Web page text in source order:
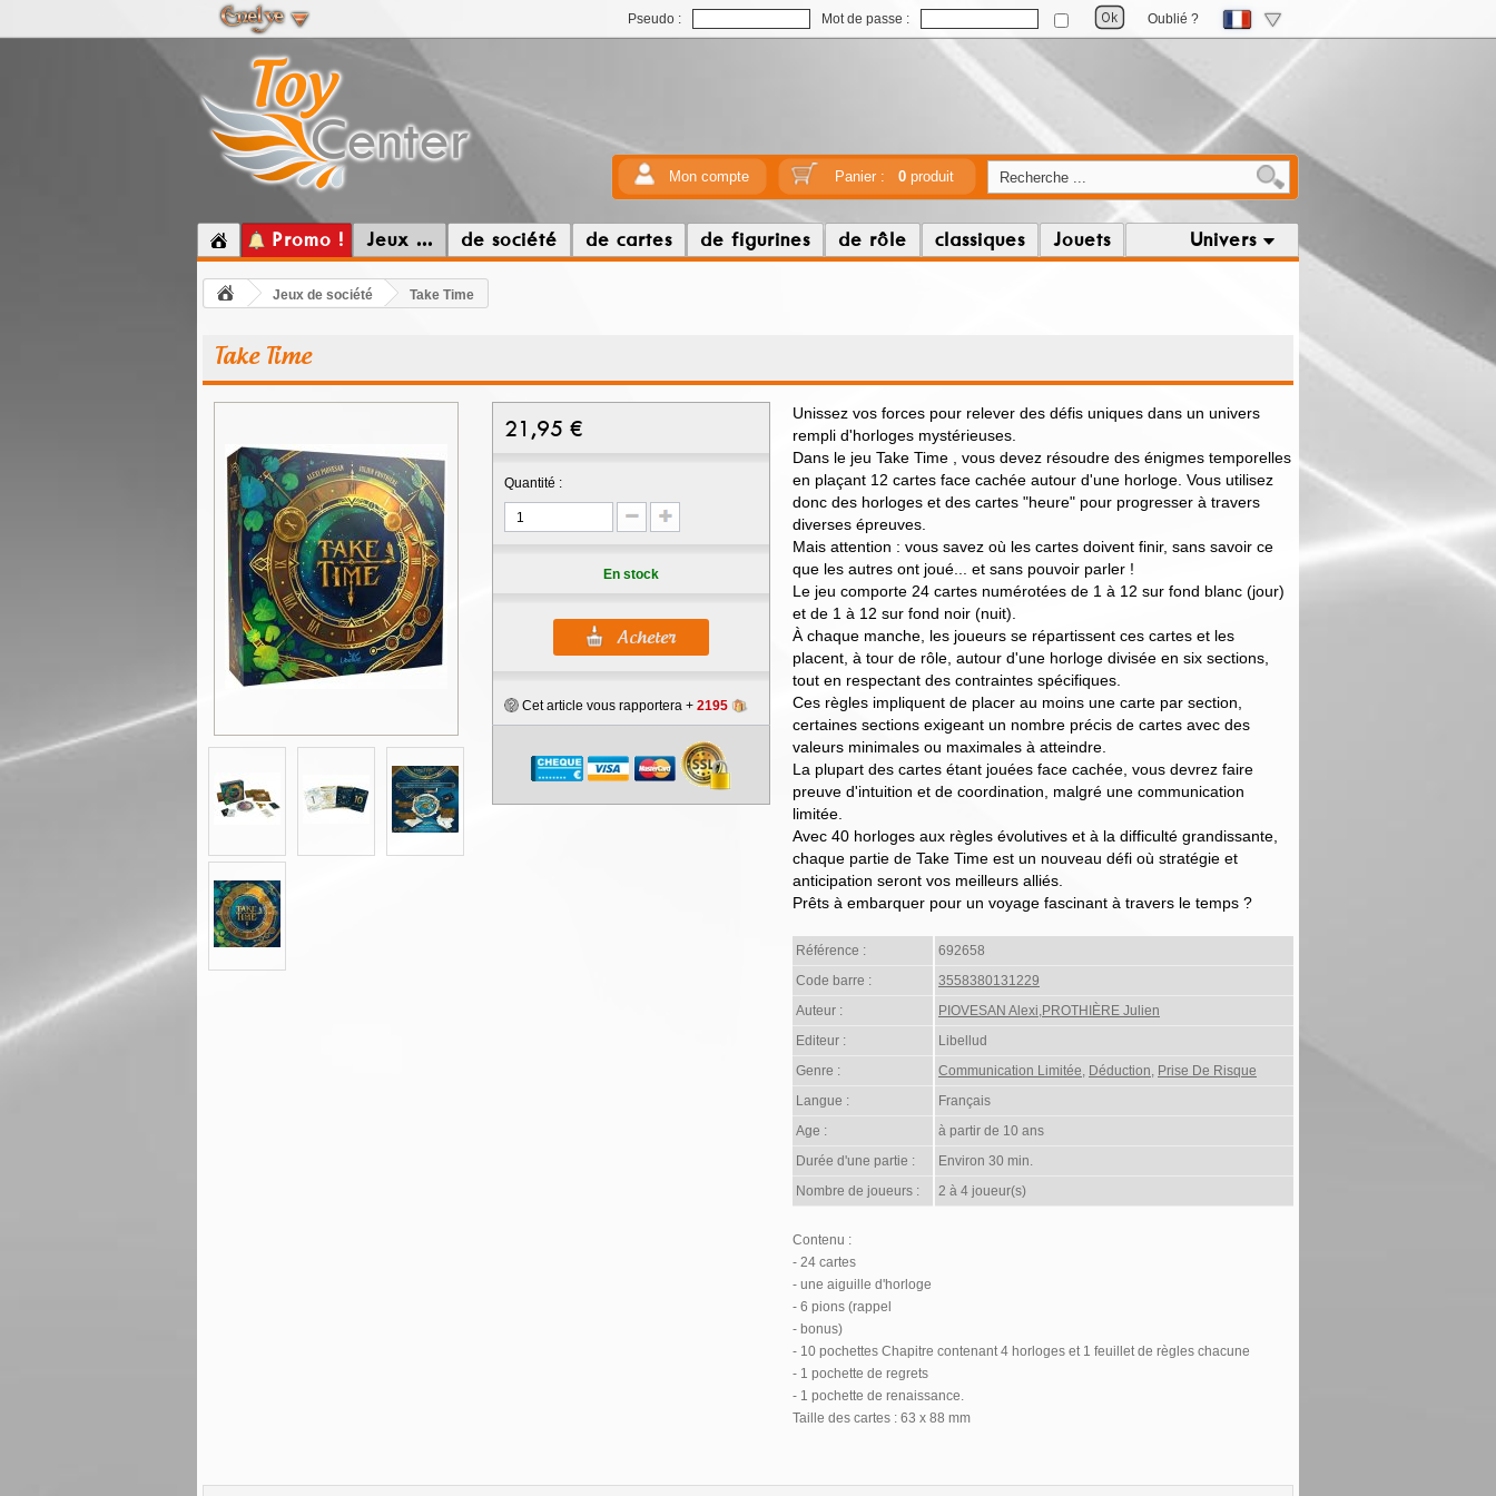
Pseudo : Mot de passe : Oublié ?
Mon compte Panier : 0produit
Promo ! Jeux ... de société de cartes de figurines de rôle classiques Jouets Univers
Jeux de société Take Time
Take Time
21,95 €
Quantité :
En stock
Cet article vous rapportera + 2195
Unissez vos forces pour relever des défis uniques dans un univers
rempli d'horloges mystérieuses.
Dans le jeu Take Time , vous devez résoudre des énigmes temporelles
en plaçant 12 cartes face cachée autour d'une horloge. Vous utilisez
donc des horloges et des cartes "heure" pour progresser à travers
diverses épreuves.
Mais attention : vous savez où les cartes doivent finir, sans savoir ce
que les autres ont joué... et sans pouvoir parler !
Le jeu comporte 24 cartes numérotées de 1 à 12 sur fond blanc (jour)
et de 1 à 12 sur fond noir (nuit).
À chaque manche, les joueurs se répartissent ces cartes et les
placent, à tour de rôle, autour d'une horloge divisée en six sections,
tout en respectant des contraintes spécifiques.
Ces règles impliquent de placer au moins une carte par section,
certaines sections exigeant un nombre précis de cartes avec des
valeurs minimales ou maximales à atteindre.
La plupart des cartes étant jouées face cachée, vous devrez faire
preuve d'intuition et de coordination, malgré une communication
limitée.
Avec 40 horloges aux règles évolutives et à la difficulté grandissante,
chaque partie de Take Time est un nouveau défi où stratégie et
anticipation seront vos meilleurs alliés.
Prêts à embarquer pour un voyage fascinant à travers le temps ?
Référence :
692658
Code barre :
3558380131229
Auteur :
PIOVESAN Alexi,PROTHIÈRE Julien
Editeur :
Libellud
Genre :
Communication Limitée, Déduction, Prise De Risque
Langue :
Français
Age :
à partir de 10 ans
Durée d'une partie :
Environ 30 min.
Nombre de joueurs :
2 à 4 joueur(s)
Contenu :
- 24 cartes
- une aiguille d'horloge
- 6 pions (rappel
- bonus)
- 10 pochettes Chapitre contenant 4 horloges et 1 feuillet de règles chacune
- 1 pochette de regrets
- 1 pochette de renaissance.
Taille des cartes : 63 x 88 mm